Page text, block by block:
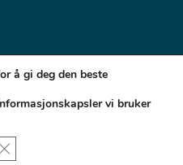
å gi deg den beste
vi bruker
Lukk GDPR Infokapsel-banner